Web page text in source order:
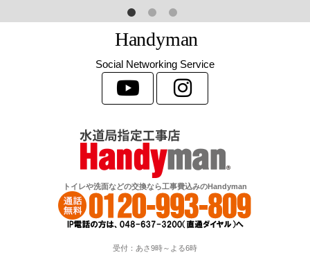
Handyman
Social Networking Service
トイレや洗面などの交換なら工事費込みのHandyman
受付：あさ9時～よる6時